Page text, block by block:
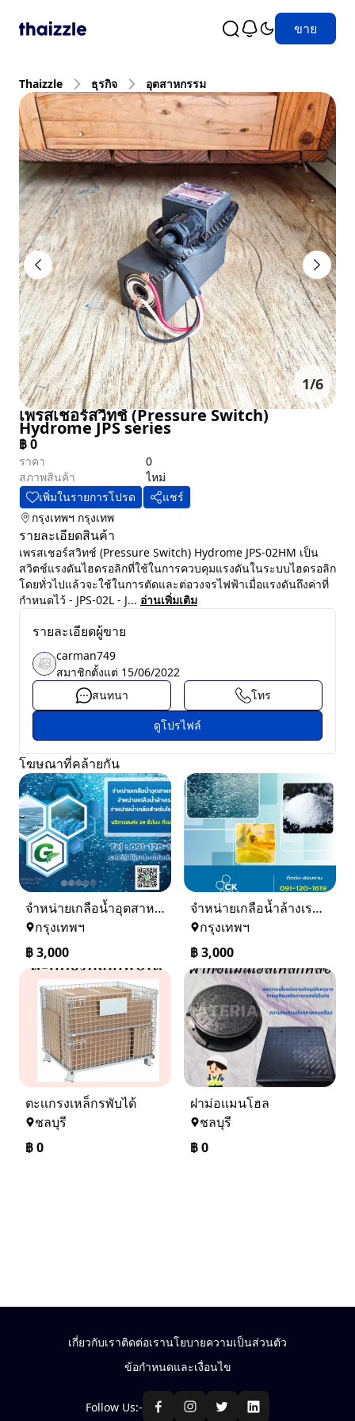
ขาย
Thaizzle ธุรกิจ อุตสาหกรรม
1/6
เพรสเชอร์สวิทช์ (Pressure Switch)
Hydrome JPS series
฿0
ราคา
0
สภาพสินค้า
ไหม่
เพิ่มในรายการโปรด
แชร์
กรุงเทพฯ กรุงเทพ
รายละเอียดสินค้า
เพรสเชอร์สวิทช์ (Pressure Switch) Hydrome JPS-02HM เป็น
สวิตช์แรงดันไฮดรอลิกที่ใช้ในการควบคุมแรงดันในระบบไฮดรอลิก
โดยทั่วไปแล้วจะใช้ในการตัดและต่อวงจรไฟฟ้าเมื่อแรงดันถึงค่าที่
กำหนดไว้ - JPS-02L - J... อ่านเพิ่มเติม
รายละเอียดผู้ขาย
carman749
สมาชิกตั้งแต่ 15/06/2022
สนทนา
โทร
ดูโปรไฟล์
โฆษณาที่คล้ายกัน
จำหน่ายเกลือน้ำอุตสาหกรรม เกลือน้ำล้างเรซิ่น
กรุงเทพฯ
฿3,000
จำหน่ายเกลือน้ำล้างเรซิ่น จำหน่ายเกลือน้ำอุตสาหกรรม
กรุงเทพฯ
฿3,000
ตะเเกรงเหล็กรพับได้
ชลบุรี
฿0
ฝาม่อเเมนโฮล
ชลบุรี
฿0
เกี่ยวกับเราติดต่อเรานโยบายความเป็นส่วนตัว
ข้อกำหนดและเงื่อนไข
Follow Us:-